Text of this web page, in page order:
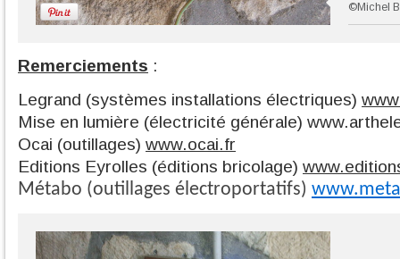
©Michel
Remerciements :
Legrand (systèmes installations électriques)
Mise en lumière (électricité générale)
Ocai (outillages) www.ocai.fr
Editions Eyrolles (éditions bricolage)
Métabo (outillages électroportatifs)